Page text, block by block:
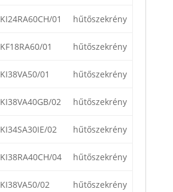
KI24RA60CH/01 hűtőszekrény
KF18RA60/01 hűtőszekrény
KI38VA50/01 hűtőszekrény
KI38VA40GB/02 hűtőszekrény
KI34SA30IE/02 hűtőszekrény
KI38RA40CH/04 hűtőszekrény
KI38VA50/02 hűtőszekrény